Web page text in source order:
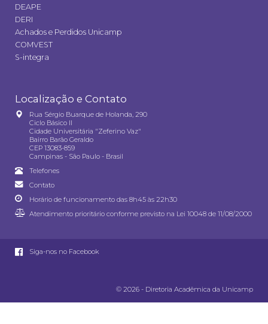
DEAPE
DERI
Achados e Perdidos Unicamp
COMVEST
S-integra
Localização e Contato
Rua Sérgio Buarque de Holanda, 290
Ciclo Básico II
Cidade Universitária "Zeferino Vaz"
Bairro Barão Geraldo
CEP 13083-859
Campinas - São Paulo - Brasil
Telefones
Contato
Horário de funcionamento das 8h45 às 22h30
Atendimento prioritário conforme previsto na Lei 10048 de 11/08/2000
Siga-nos no Facebook
© 2026 - Diretoria Acadêmica da Unicamp